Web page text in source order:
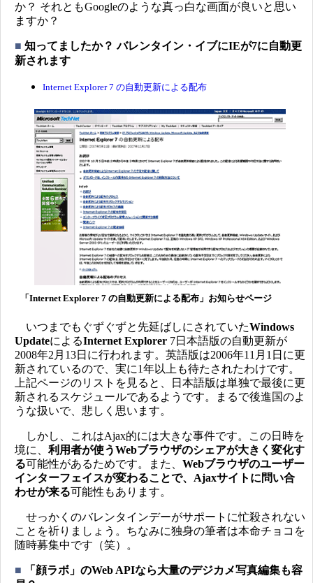
か？ それともGoogleのような真っ白な画面が良いと思い
ますか？
■ 知ってましたか？ バレンタイン・イブにIEが7に自動更
新されます
Internet Explorer 7 の自動更新による配布
「Internet Explorer 7 の自動更新による配布」お知らせページ
いつまでもぐずぐずと先延ばしにされていたWindows
UpdateによるInternet Explorer 7日本語版の自動更新が
2008年2月13日に行われます。英語版は2006年11月1日に更
新されているので、実に1年以上も待たされたわけです。
上記ページのリストを見ると、日本語版は単独で最後に更
新されるスケジュールであるようです。まるで後進国のよ
うな扱いで、悲しく思います。
しかし、これはAjax的には大きな事件です。この日時を
境に、 利用者が使うWebブラウザのシェアが大きく変化す
る可能性があるためです。また、 Webブラウザのユーザー
インターフェイスが変わることで、Ajaxサイトに問い合
わせが来る可能性もあります。
せっかくのバレンタインデーがサポートに忙殺されない
ことを祈りましょう。ちなみに独身の筆者は本命チョコを
随時募集中です（笑）。
■
「顔ラボ」のWeb APIなら大量のデジカメ写真編集も容